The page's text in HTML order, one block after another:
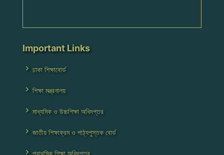
Important Links
ঢাকা শিক্ষাবোর্ড
শিক্ষা মন্ত্রনালয়
মাধ্যমিক ও উচ্চশিক্ষা অধিদপ্তর
জাতীয় শিক্ষাক্রম ও পাঠ্যপুস্তক বোর্ড
প্রাথমিক শিক্ষা অধিদপ্তর